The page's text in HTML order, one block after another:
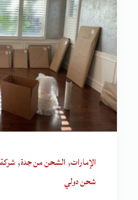
الإمارات, الشحن من جدة,
شحن دولي